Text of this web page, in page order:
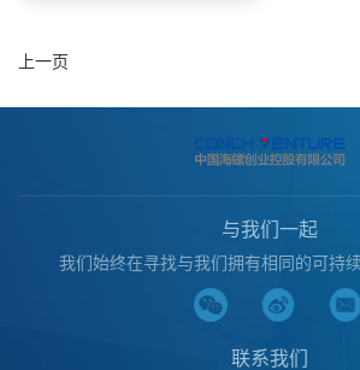
上一页
与我们一起
我们始终在寻找与我们拥有相同的可持
联系我们